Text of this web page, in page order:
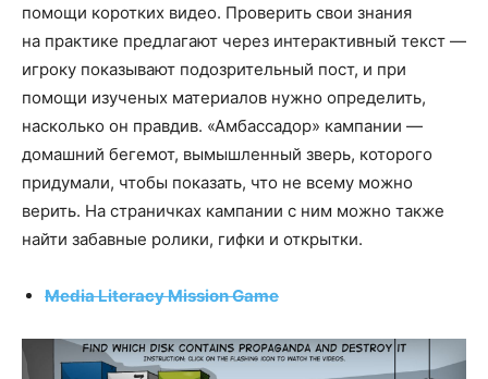
помощи коротких видео. Проверить свои знания
на практике предлагают через интерактивный текст —
игроку показывают подозрительный пост, и при
помощи изученых материалов нужно определить,
насколько он правдив. «Амбассадор» кампании —
домашний бегемот, вымышленный зверь, которого
придумали, чтобы показать, что не всему можно
верить. На страничках кампании с ним можно также
найти забавные ролики, гифки и открытки.
Media Literacy Mission Game